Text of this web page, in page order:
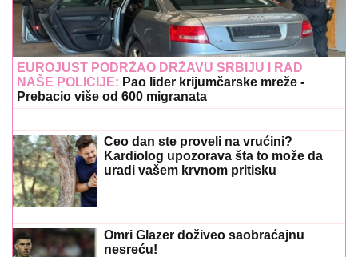
EUROJUST PODRŽAO DRŽAVU SRBIJU I RAD
NAŠE POLICIJE: Pao lider krijumčarske mreže -
Prebacio više od 600 migranata
Ceo dan ste proveli na vrućini?
Kardiolog upozorava šta to može da
uradi vašem krvnom pritisku
Omri Glazer doživeo saobraćajnu
nesreću!